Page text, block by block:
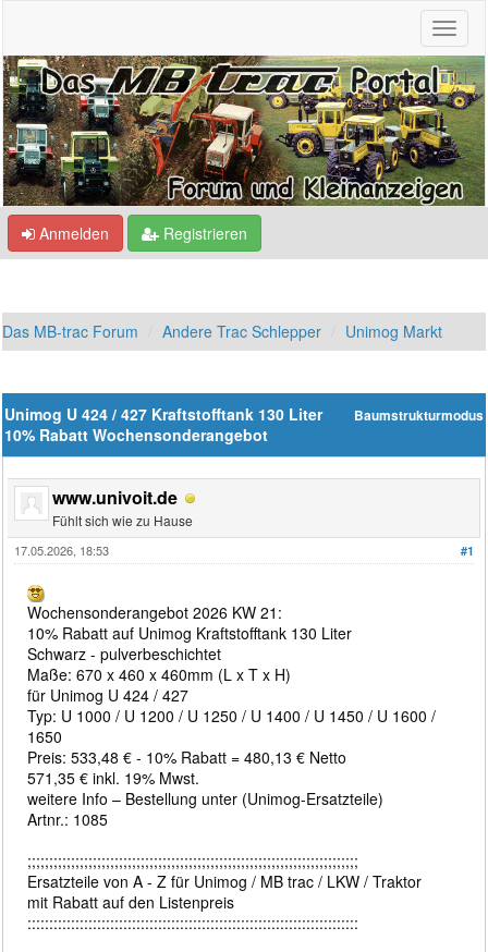
Anmelden Registrieren
Das MB-trac Forum Andere Trac Schlepper Unimog Markt
Baumstrukturmodus
Unimog U 424 / 427 Kraftstofftank 130 Liter
10% Rabatt Wochensonderangebot
www.univoit.de
Fühlt sich wie zu Hause
#1
17.05.2026, 18:53
Wochensonderangebot 2026 KW 21:
10% Rabatt auf Unimog Kraftstofftank 130 Liter
Schwarz - pulverbeschichtet
Maße: 670 x 460 x 460mm (L x T x H)
für Unimog U 424 / 427
Typ: U 1000 / U 1200 / U 1250 / U 1400 / U 1450 / U 1600 /
1650
Preis: 533,48 € - 10% Rabatt = 480,13 € Netto
571,35 € inkl. 19% Mwst.
weitere Info – Bestellung unter (Unimog-Ersatzteile)
Artnr.: 1085
;;;;;;;;;;;;;;;;;;;;;;;;;;;;;;;;;;;;;;;;;;;;;;;;;;;;;;;;;;;;;;;;;;;;;;;;;;;;
Ersatzteile von A - Z für Unimog / MB trac / LKW / Traktor
mit Rabatt auf den Listenpreis
::::::::::::::::::::::::::::::::::::::::::::::::::::::::::::::::::::::::::::